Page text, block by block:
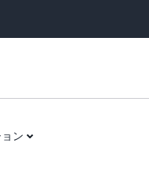
ン